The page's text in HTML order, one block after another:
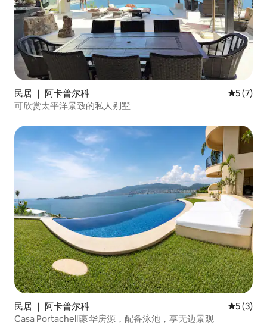
民居 ｜ 阿卡普尔科 平均评分
5 (7)
可欣赏太平洋景致的私人别墅
民居 ｜ 阿卡普尔科 平均评分
5 (3)
Casa Portachelli豪华房源，配备泳池，享无边景观